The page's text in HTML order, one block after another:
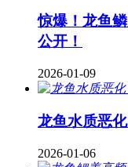
惊爆！龙鱼
公开！
2026-01-09
龙鱼水质恶
2026-01-06